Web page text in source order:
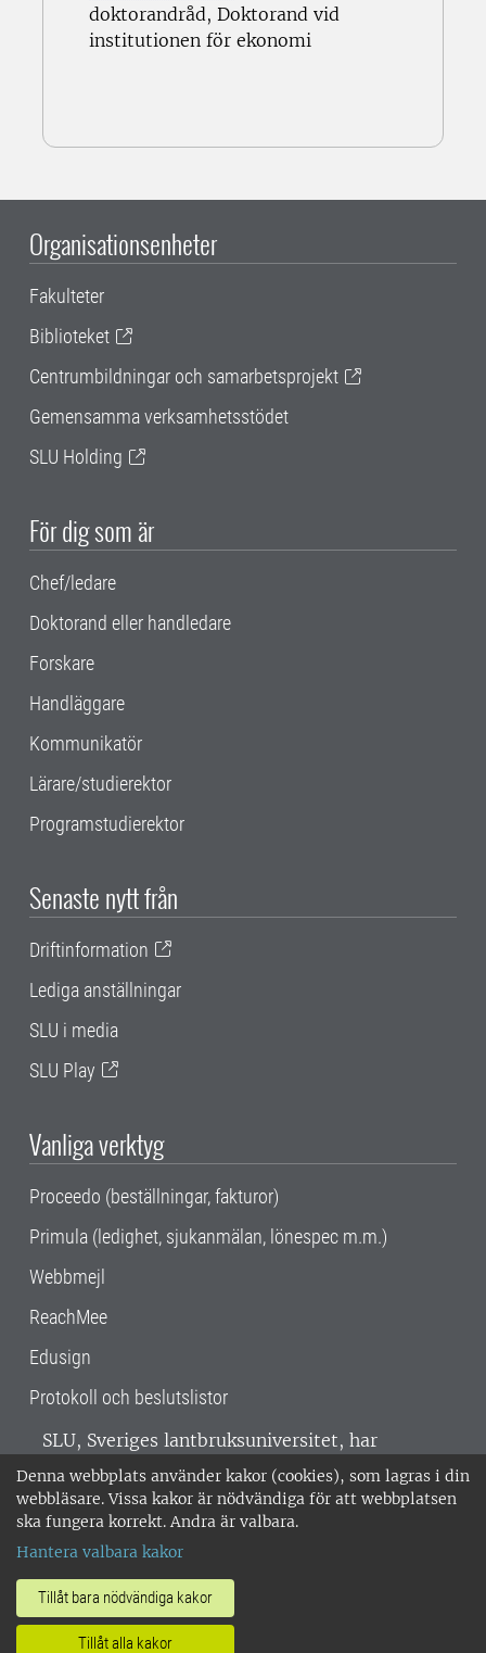
Denna webbplats använder kakor (cookies), som lagras i din
webbläsare. Vissa kakor är nödvändiga för att webbplatsen
ska fungera korrekt. Andra är valbara.
Hantera valbara kakor
Tillåt bara nödvändiga kakor
Tillåt alla kakor
doktorandråd, Doktorand vid
institutionen för ekonomi
Organisationsenheter
Fakulteter
Biblioteket
Centrumbildningar och samarbetsprojekt
Gemensamma verksamhetsstödet
SLU Holding
För dig som är
Chef/ledare
Doktorand eller handledare
Forskare
Handläggare
Kommunikatör
Lärare/studierektor
Programstudierektor
Senaste nytt från
Driftinformation
Lediga anställningar
SLU i media
SLU Play
Vanliga verktyg
Proceedo (beställningar, fakturor)
Primula (ledighet, sjukanmälan, lönespec m.m.)
Webbmejl
ReachMee
Edusign
Protokoll och beslutslistor
SLU, Sveriges lantbruksuniversitet, har
verksamhet över hela Sverige. Huvudorter är
Alnarp, Uppsala och Umeå.SLU är
miljöcertifierat enligt ISO 14001. •
018-67 10 00 • Org nr: 202100-2817 •
Om SLU:s webbplatser
•Hantera kakor•Behandling av
personuppgifter